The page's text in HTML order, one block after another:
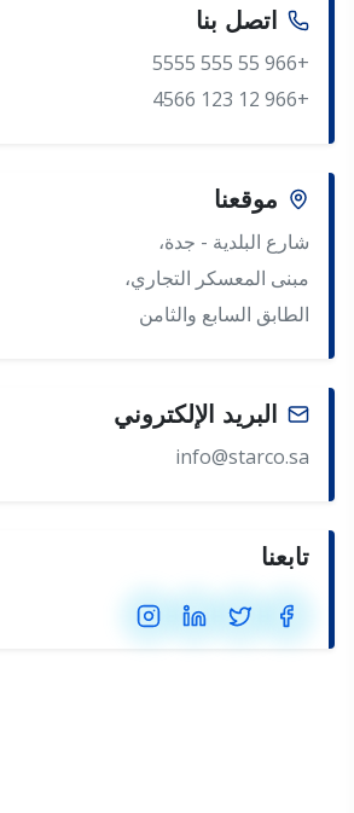
اتصل بنا
+966 55 555 5555
+966 12 123 4566
موقعنا
شارع البلدية - جدة،
مبنى المعسكر التجاري،
الطابق السابع والثامن
البريد الإلكتروني
info@starco.sa
تابعنا